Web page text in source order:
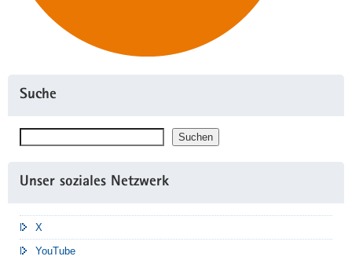
Suche
Suchen Suchen
Unser soziales Netzwerk
X
YouTube